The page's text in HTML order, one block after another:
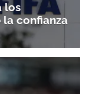
los
la confianza